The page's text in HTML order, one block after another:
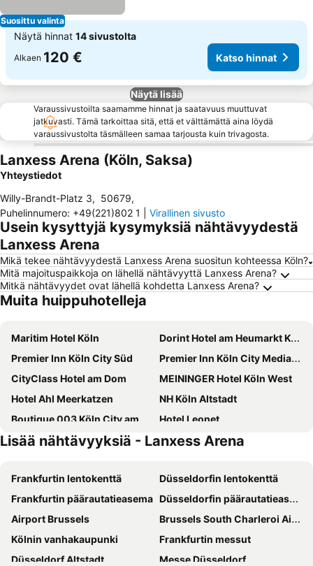
Suosittu valinta
Näytä hinnat 14 sivustolta
Alkaen 120 € Katso hinnat
Näytä lisää
Varaussivustoilta saamamme hinnat ja saatavuus muuttuvat
jatkuvasti. Tämä tarkoittaa sitä, että et välttämättä aina löydä
varaussivustolta täsmälleen samaa tarjousta kuin trivagosta.
Lanxess Arena (Köln, Saksa)
Yhteystiedot
Willy-Brandt-Platz 3, 50679,
Puhelinnumero: +49(221)802 1 Virallinen sivusto
Usein kysyttyjä kysymyksiä nähtävyydestä
Lanxess Arena
Mikä tekee nähtävyydestä Lanxess Arena suositun kohteessa Köln?
Mitä majoituspaikkoja on lähellä nähtävyyttä Lanxess Arena?
Mitkä nähtävyydet ovat lähellä kohdetta Lanxess Arena?
Muita huippuhotelleja
Maritim Hotel Köln
Dorint Hotel am Heumarkt Köln
Premier Inn Köln City Süd
Premier Inn Köln City Mediapark Hotel
CityClass Hotel am Dom
MEININGER Hotel Köln West
Hotel Ahl Meerkatzen
NH Köln Altstadt
Boutique 003 Köln City am Dom, Trademark Collection by Wyndham
Hotel Leonet
Opera Hotel Köln
Hotel am Augustinerplatz
Hilton Cologne
Hotel Lyskirchen Koln
ibis Koeln Am Dom
Hotel Domspitzen
Brandenburger Hof
Hotel Arde
Dorint An der Messe Köln
Hotel Mondial am Dom Cologne MGallery
Novotel Koeln City
Lindner Hotel Cologne Am Dom, part of JdV by Hyatt
Lisää nähtävyyksiä - Lanxess Arena
Frankfurtin lentokenttä
Düsseldorfin lentokenttä
Frankfurtin päärautatieasema Düsseldorfin päärautatieasema
Airport Brussels
Brussels South Charleroi Airport
Kölnin vanhakaupunki
Frankfurtin messut
Düsseldorf Altstadt
Messe Düsseldorf